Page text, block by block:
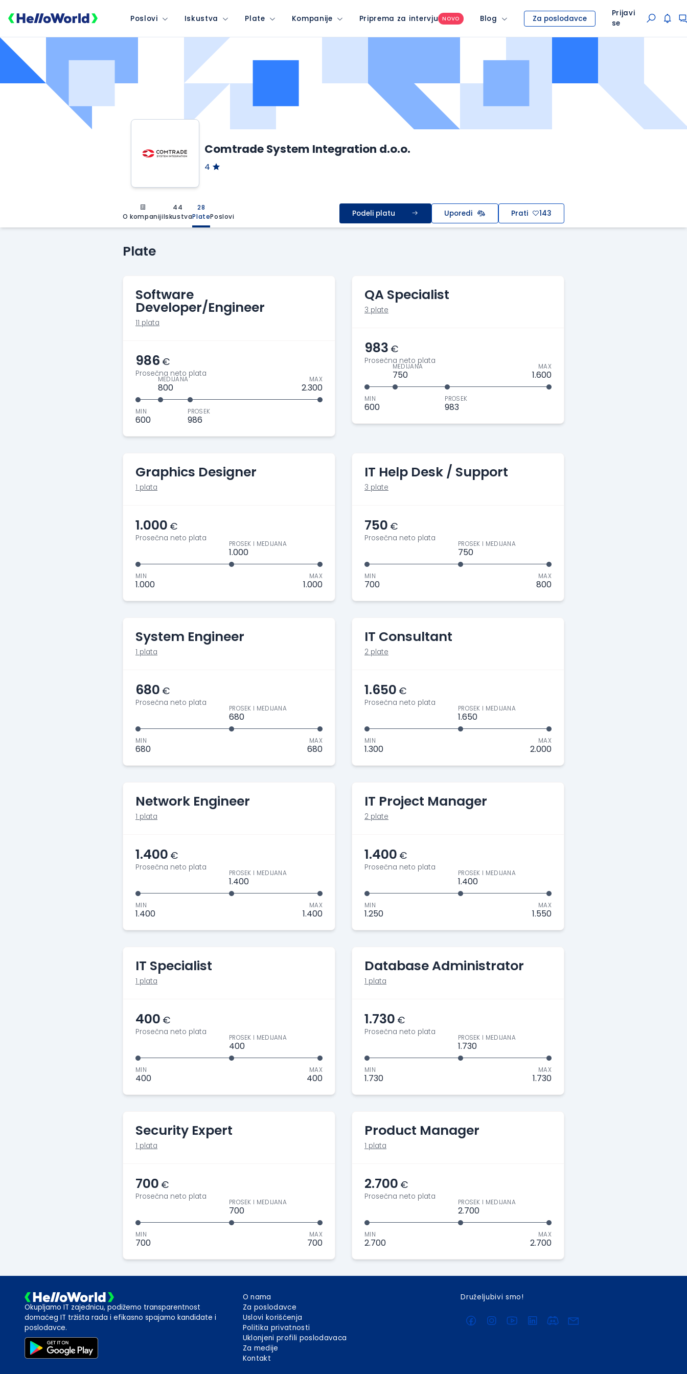
Poslovi Iskustva Plate Kompanije Priprema za intervju NOVO Blog Za poslodavce
Prijavi
se
Comtrade System Integration d.o.o.
4
O kompaniji
44
Iskustva
28
PlatePoslovi Podeli platu Uporedi Prati 143
Plate
Software
Developer/Engineer
11 plata
986 €
Prosečna neto plata
MIN
600
MEDIJANA
800
PROSEK
986
MAX
2.300
QA Specialist
3 plate
983 €
Prosečna neto plata
MIN
600
MEDIJANA
750
PROSEK
983
MAX
1.600
Graphics Designer
1 plata
1.000 €
Prosečna neto plata
MIN
1.000
PROSEK I MEDIJANA
1.000
MAX
1.000
IT Help Desk / Support
3 plate
750 €
Prosečna neto plata
MIN
700
PROSEK I MEDIJANA
750
MAX
800
System Engineer
1 plata
680 €
Prosečna neto plata
MIN
680
PROSEK I MEDIJANA
680
MAX
680
IT Consultant
2 plate
1.650 €
Prosečna neto plata
MIN
1.300
PROSEK I MEDIJANA
1.650
MAX
2.000
Network Engineer
1 plata
1.400 €
Prosečna neto plata
MIN
1.400
PROSEK I MEDIJANA
1.400
MAX
1.400
IT Project Manager
2 plate
1.400 €
Prosečna neto plata
MIN
1.250
PROSEK I MEDIJANA
1.400
MAX
1.550
IT Specialist
1 plata
400 €
Prosečna neto plata
MIN
400
PROSEK I MEDIJANA
400
MAX
400
Database Administrator
1 plata
1.730 €
Prosečna neto plata
MIN
1.730
PROSEK I MEDIJANA
1.730
MAX
1.730
Security Expert
1 plata
700 €
Prosečna neto plata
MIN
700
PROSEK I MEDIJANA
700
MAX
700
Product Manager
1 plata
2.700 €
Prosečna neto plata
MIN
2.700
PROSEK I MEDIJANA
2.700
MAX
2.700
Okupljamo IT zajednicu, podižemo transparentnost
domaćeg IT tržišta rada i efikasno spajamo kandidate i
poslodavce.
O nama
Za poslodavce
Uslovi korišćenja
Politika privatnosti
Uklonjeni profili poslodavaca
Za medije
Kontakt
Druželjubivi smo!